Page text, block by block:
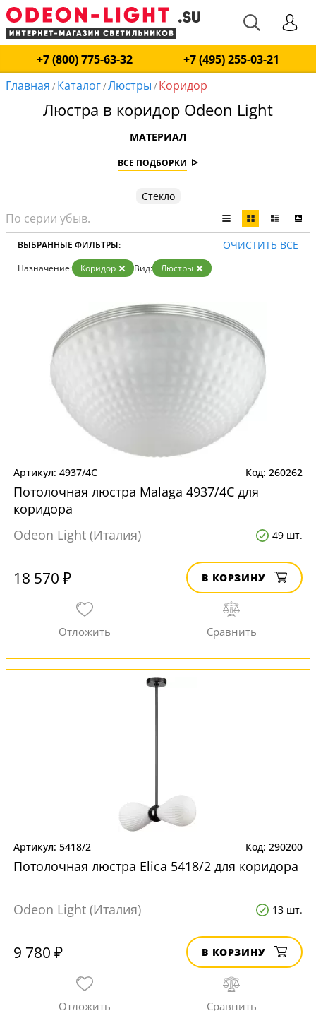
+7 (800) 775-63-32
+7 (495) 255-03-21
Главная / Каталог/Люстры / Коридор
Люстра в коридор Odeon Light
МАТЕРИАЛ
ВСЕ ПОДБОРКИ
Стекло
ВЫБРАННЫЕ ФИЛЬТРЫ: ОЧИСТИТЬ ВСЕ
Назначение: Коридор Вид: Люстры
4937/4C 260262
Потолочная люстра Malaga 4937/4C для
коридора
Odeon Light (Италия)
49 шт.
18 570 ₽ В КОРЗИНУ
5418/2 290200
Потолочная люстра Elica 5418/2 для коридора
Odeon Light (Италия) 13 шт.
9 780 ₽ В КОРЗИНУ